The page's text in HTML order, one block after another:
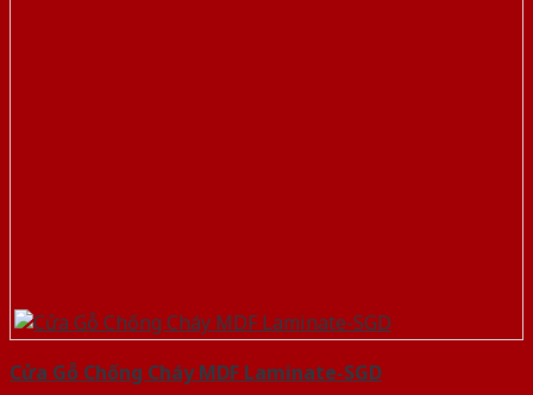
Cửa Gỗ Chống Cháy MDF Laminate-SGD